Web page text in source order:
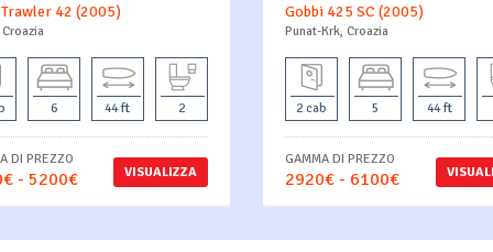
42 (2005)
6 44 ft 2
VISUALIZZA
DI PREZZO
- 5200€
Gobbi 425 SC (2005)
Punat-Krk, Croazia
2 cab 5 44 ft
GAMMA DI PREZZO
2920€ - 6100€